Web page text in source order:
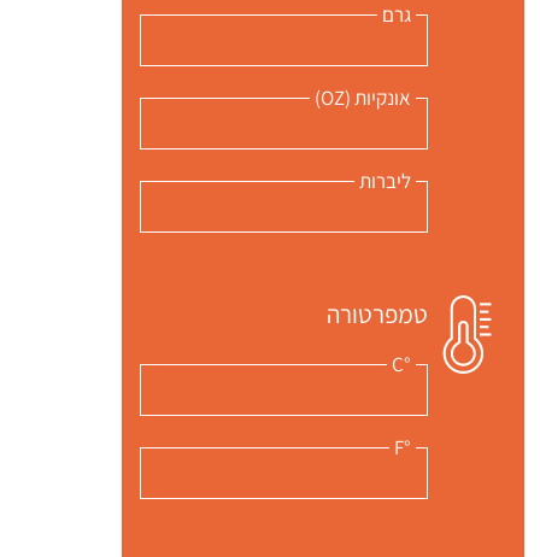
שלי "פודיק" כמנויים עוד היום!
גרם
אונקיות (OZ)
ליברות
טמפרטורה
°C
°F